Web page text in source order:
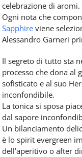
celebrazione di aromi.
Ogni nota che
Sapphire viene
Alessandro Garneri
Il segreto di tutto sta
processo che dona al
sofisticato e al suo
inconfondibile.
La tonica si sposa
dal sapore
Un bilanciamento
è lo spirit evergreen
dell’aperitivo o after